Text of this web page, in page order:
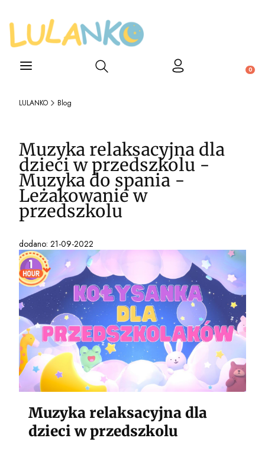
Otwórz wyszukiwarkę
LULANKO Blog
Muzyka relaksacyjna dla
dzieci w przedszkolu -
Muzyka do spania -
Leżakowanie w
przedszkolu
dodano: 21-09-2022
Muzyka relaksacyjna dla
dzieci w przedszkolu